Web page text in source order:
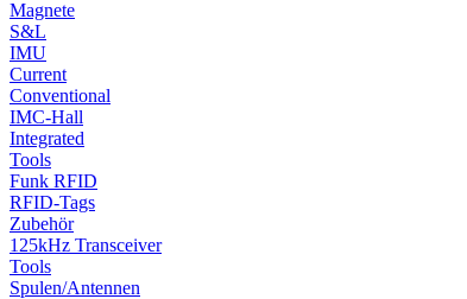
Magnete
S&L
IMU
Current
Conventional
IMC-Hall
Integrated
Tools
Funk RFID
RFID-Tags
Zubehör
125kHz Transceiver
Tools
Spulen/Antennen